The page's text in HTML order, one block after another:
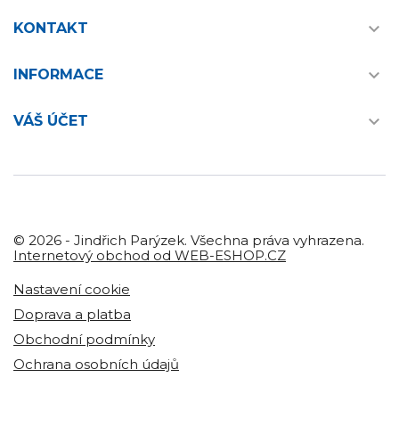
KONTAKT 
INFORMACE 
VÁŠ ÚČET 
© 2026 - Jindřich Parýzek. Všechna práva vyhrazena.
Internetový obchod od WEB-ESHOP.CZ
Nastavení cookie
Doprava a platba
Obchodní podmínky
Ochrana osobních údajů